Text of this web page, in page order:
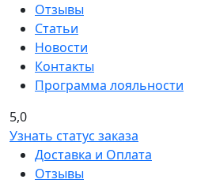
Отзывы
Статьи
Новости
Контакты
Программа лояльности
5,0
Узнать статус заказа
Доставка и Оплата
Отзывы